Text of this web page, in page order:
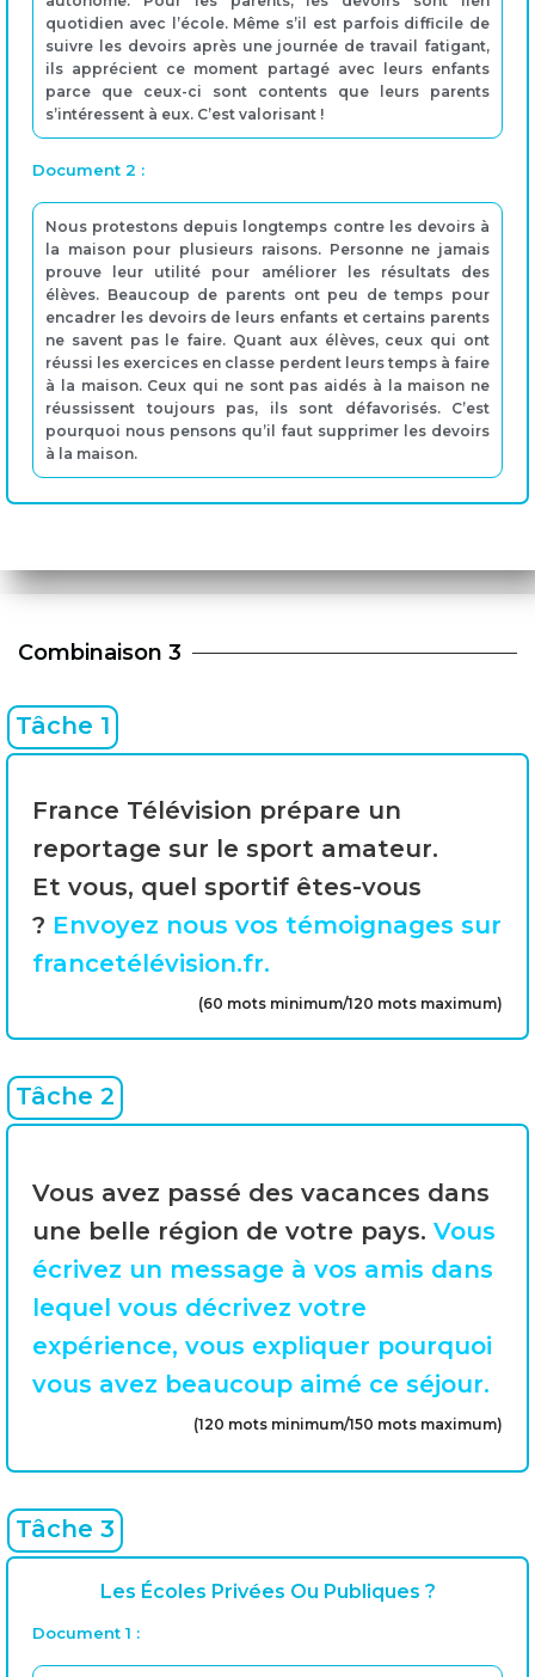
quotidien avec l’école. Même s’il est parfois difficile de
suivre les devoirs après une journée de travail fatigant,
ils apprécient ce moment partagé avec leurs enfants
parce que ceux-ci sont contents que leurs parents
s’intéressent à eux. C’est valorisant !
Document 2 :
Nous protestons depuis longtemps contre les devoirs à
la maison pour plusieurs raisons. Personne ne jamais
prouve leur utilité pour améliorer les résultats des
élèves. Beaucoup de parents ont peu de temps pour
encadrer les devoirs de leurs enfants et certains parents
ne savent pas le faire. Quant aux élèves, ceux qui ont
réussi les exercices en classe perdent leurs temps à faire
à la maison. Ceux qui ne sont pas aidés à la maison ne
réussissent toujours pas, ils sont défavorisés. C’est
pourquoi nous pensons qu’il faut supprimer les devoirs
à la maison.
Combinaison 3
Tâche 1
France Télévision prépare un
reportage sur le sport amateur.
Et vous, quel sportif êtes-vous
? Envoyez nous vos témoignages sur
francetélévision.fr.
(60 mots minimum/120 mots maximum)
Tâche 2
Vous avez passé des vacances dans
une belle région de votre pays. Vous
écrivez un message à vos amis dans
lequel vous décrivez votre
expérience, vous expliquer pourquoi
vous avez beaucoup aimé ce séjour.
(120 mots minimum/150 mots maximum)
Tâche 3
Les Écoles Privées Ou Publiques ?
Document 1 :